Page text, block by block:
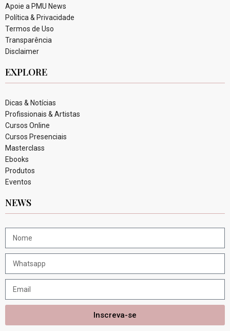
Apoie a PMU News
Política & Privacidade
Termos de Uso
Transparência
Disclaimer
EXPLORE
Dicas & Notícias
Profissionais & Artistas
Cursos Online
Cursos Presenciais
Masterclass
Ebooks
Produtos
Eventos
NEWS
Inscreva-se